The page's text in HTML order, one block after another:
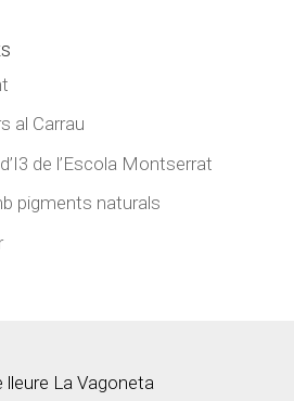
al Carrau
de l’Escola Montserrat
pigments naturals
lleure La Vagoneta